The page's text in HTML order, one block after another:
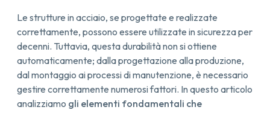
Le strutture in acciaio, se progettate e realizzate
correttamente, possono essere utilizzate in sicurezza per
decenni. Tuttavia, questa durabilità non si ottiene
automaticamente; dalla progettazione alla produzione,
dal montaggio ai processi di manutenzione, è necessario
gestire correttamente numerosi fattori. In questo articolo
analizziamo gli elementi fondamentali che